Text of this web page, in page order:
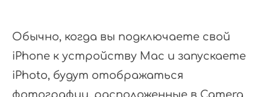
Обычно, когда вы подключаете свой
iPhone к устройству Mac и запускаете
iPhoto, будут отображаться
фотографии, расположенные в Camera